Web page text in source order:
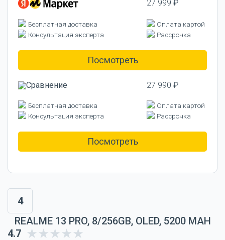
27 999 ₽
Бесплатная доставка
Оплата картой
Консультация эксперта
Рассрочка
Посмотреть
27 990 ₽
Бесплатная доставка
Оплата картой
Консультация эксперта
Рассрочка
Посмотреть
4
REALME 13 PRO, 8/256GB, OLED, 5200 MAH
4.7